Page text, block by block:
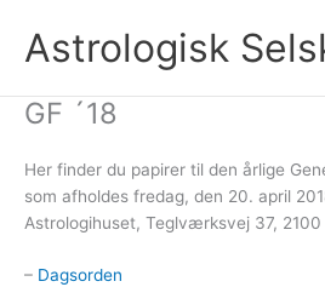
indholdet
Astrologisk
GF ´18
Her finder du papirer til den årlige
som afholdes fredag, den 20. april
Astrologihuset, Teglværksvej 37, 2100
– Dagsorden